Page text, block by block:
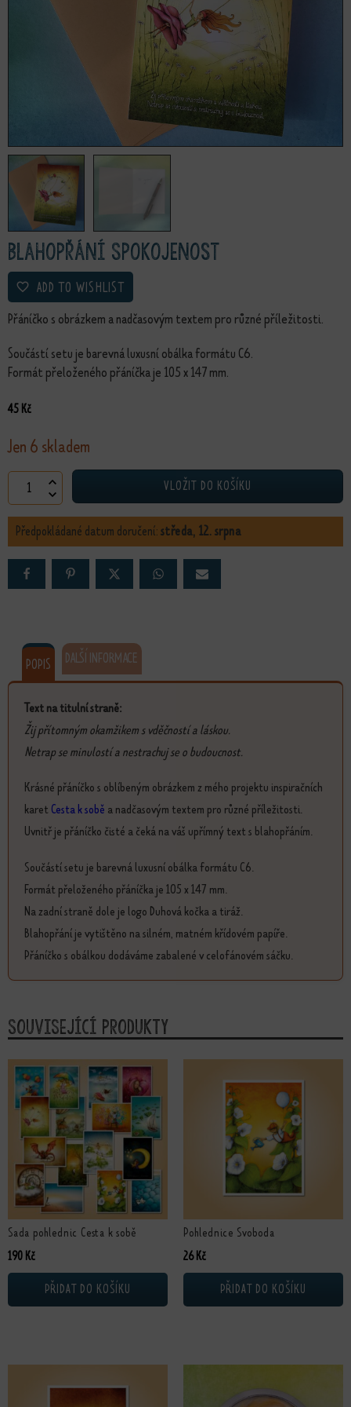
Blahopřání Spokojenost
ADD TO WISHLIST
Přáníčko s obrázkem a nadčasovým textem pro různé příležitosti.
Součástí setu je barevná luxusní obálka formátu C6.
Formát přeloženého přáníčka je 105 x 147 mm.
45 Kč
Jen 6 skladem
Blahopřání Spokojenost množstvíVLOŽIT DO KOŠÍKU
Předpokládané datum doručení:středa, 12. srpna
POPIS DALŠÍ INFORMACE
Text na titulní straně:
Žij přítomným okamžikem s vděčností a láskou.
Netrap se minulostí a nestrachuj se o budoucnost.
Krásné přáníčko s oblíbeným obrázkem z mého projektu inspiračních
karet Cesta k sobě a nadčasovým textem pro různé příležitosti.
Uvnitř je přáníčko čisté a čeká na váš upřímný text s blahopřáním.
Součástí setu je barevná luxusní obálka formátu C6.
Formát přeloženého přáníčka je 105 x 147 mm.
Na zadní straně dole je logo Duhová kočka a tiráž.
Blahopřání je vytištěno na silném, matném křídovém papíře.
Přáníčko s obálkou dodáváme zabalené v celofánovém sáčku.
Související produkty
Sada pohlednic Cesta k sobě
190 Kč
PŘIDAT DO KOŠÍKU
Pohlednice Svoboda
26 Kč
PŘIDAT DO KOŠÍKU